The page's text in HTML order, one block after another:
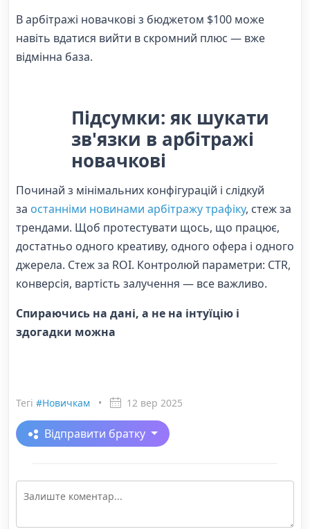
В арбітражі новачкові з бюджетом $100 може
навіть вдатися вийти в скромний плюс — вже
відмінна база.
Підсумки: як шукати
зв'язки в арбітражі
новачкові
Починай з мінімальних конфігурацій і слідкуй
за останніми новинами арбітражу трафіку, стеж за
трендами. Щоб протестувати щось, що працює,
достатньо одного креативу, одного офера і одного
джерела. Стеж за ROI. Контролюй параметри: CTR,
конверсія, вартість залучення — все важливо.
Спираючись на дані, а не на інтуїцію і
здогадки можна
Тегі #Новичкам • 12 вер 2025
Відправити братку